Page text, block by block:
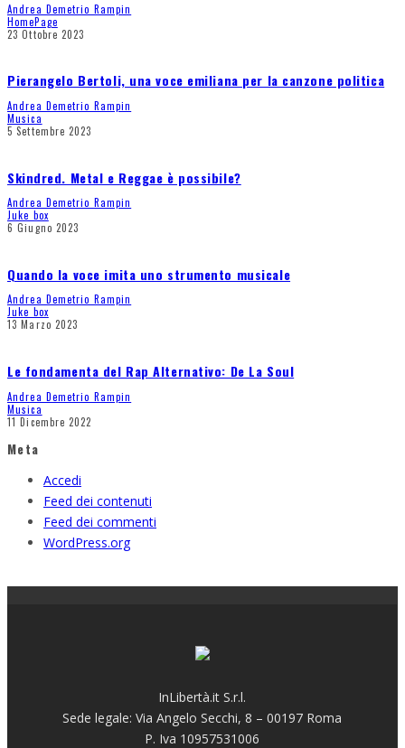
Andrea Demetrio Rampin
HomePage
23 Ottobre 2023
Pierangelo Bertoli, una voce emiliana per la canzone politica
Andrea Demetrio Rampin
Musica
5 Settembre 2023
Skindred. Metal e Reggae è possibile?
Andrea Demetrio Rampin
Juke box
6 Giugno 2023
Quando la voce imita uno strumento musicale
Andrea Demetrio Rampin
Juke box
13 Marzo 2023
Le fondamenta del Rap Alternativo: De La Soul
Andrea Demetrio Rampin
Musica
11 Dicembre 2022
Meta
Accedi
Feed dei contenuti
Feed dei commenti
WordPress.org
InLibertà.it S.r.l.
Sede legale: Via Angelo Secchi, 8 – 00197 Roma
P. Iva 10957531006